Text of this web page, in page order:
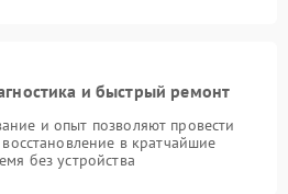
и быстрый ремонт
и опыт позволяют провести
в кратчайшие
без устройства